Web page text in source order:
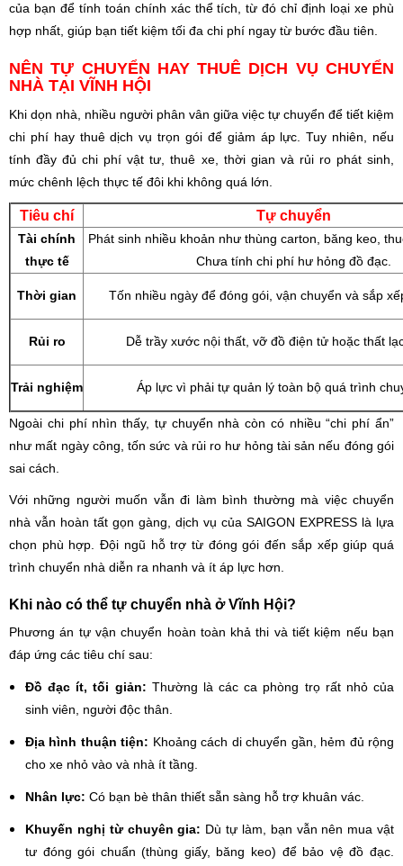
của bạn để tính toán chính xác thể tích, từ đó chỉ định loại xe phù
hợp nhất, giúp bạn tiết kiệm tối đa chi phí ngay từ bước đầu tiên.
NÊN TỰ CHUYỂN HAY THUÊ DỊCH VỤ CHUYỂN
NHÀ TẠI VĨNH HỘI
Khi dọn nhà, nhiều người phân vân giữa việc tự chuyển để tiết kiệm
chi phí hay thuê dịch vụ trọn gói để giảm áp lực. Tuy nhiên, nếu
tính đầy đủ chi phí vật tư, thuê xe, thời gian và rủi ro phát sinh,
mức chênh lệch thực tế đôi khi không quá lớn.
Tiêu chí Tự chuyển
Tài chính
thực tế
Phát sinh nhiều khoản như thùng carton, băng keo,
Chưa tính chi phí hư hỏng đồ đạc.
Thời gian Tốn nhiều ngày để đóng gói, vận chuyển và sắp
Rủi ro Dễ trầy xước nội thất, vỡ đồ điện tử hoặc thất
Trải nghiệm Áp lực vì phải tự quản lý toàn bộ quá trình
Ngoài chi phí nhìn thấy, tự chuyển nhà còn có nhiều “chi phí ẩn”
như mất ngày công, tốn sức và rủi ro hư hỏng tài sản nếu đóng gói
sai cách.
Với những người muốn vẫn đi làm bình thường mà việc chuyển
nhà vẫn hoàn tất gọn gàng, dịch vụ của SAIGON EXPRESS là lựa
chọn phù hợp. Đội ngũ hỗ trợ từ đóng gói đến sắp xếp giúp quá
trình chuyển nhà diễn ra nhanh và ít áp lực hơn.
Khi nào có thể tự chuyển nhà ở Vĩnh Hội?
Phương án tự vận chuyển hoàn toàn khả thi và tiết kiệm nếu bạn
đáp ứng các tiêu chí sau:
Đồ đạc ít, tối giản: Thường là các ca phòng trọ rất nhỏ của
sinh viên, người độc thân.
Địa hình thuận tiện: Khoảng cách di chuyển gần, hẻm đủ rộng
cho xe nhỏ vào và nhà ít tầng.
Nhân lực: Có bạn bè thân thiết sẵn sàng hỗ trợ khuân vác.
Khuyến nghị từ chuyên gia: Dù tự làm, bạn vẫn nên mua vật
tư đóng gói chuẩn (thùng giấy, băng keo) để bảo vệ đồ đạc.